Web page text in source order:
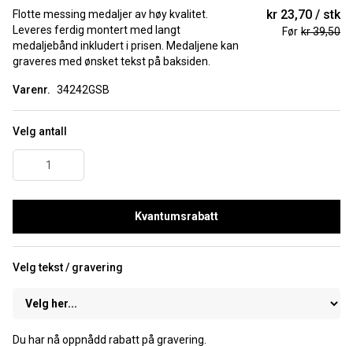
Flotte messing medaljer av høy kvalitet.
Leveres ferdig montert med langt
medaljebånd inkludert i prisen. Medaljene kan
graveres med ønsket tekst på baksiden.
Varenr. 34242GSB
kr 23,70 stk
Før kr 39,50
Velg antall
Kvantumsrabatt
Velg tekst / gravering
Du har nå oppnådd rabatt på gravering.